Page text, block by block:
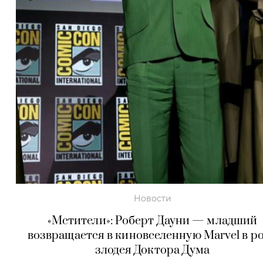
Новости
«Мстители»: Роберт Дауни — младший
возвращается в киновселенную Marvel в
злодея Доктора Дума